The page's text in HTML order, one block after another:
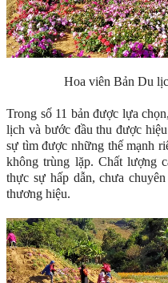
Hoa viên Bản Du
Trong số 11 bản được lựa
lịch và bước đầu thu được
sự tìm được những thế mạnh
không trùng lặp. Chất lượng
thực sự hấp dẫn, chưa
thương hiệu.